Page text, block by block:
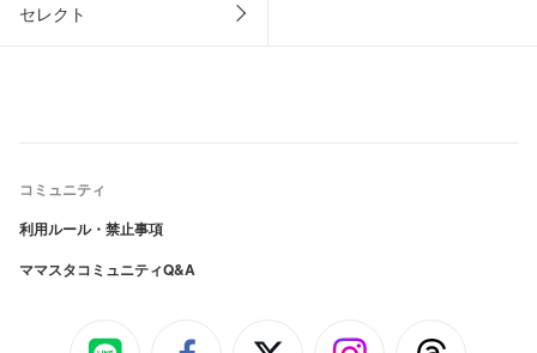
セレクト
コミュニティ
利用ルール・禁止事項
ママスタコミュニティQ&A